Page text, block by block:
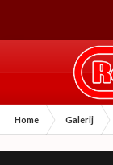
Home Galerij